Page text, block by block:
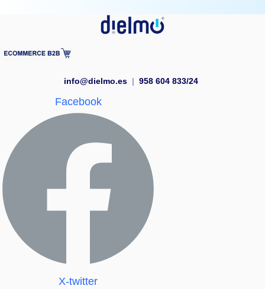
info@dielmo.es | 958 604 833/24
Facebook
X-twitter